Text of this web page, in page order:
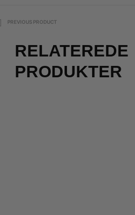
PREVIOUS PRODUCT
RELATEREDE
PRODUKTER